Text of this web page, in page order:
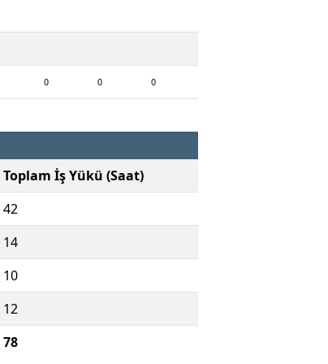
0 0 0
Toplam İş Yükü (Saat)
42
14
10
12
78